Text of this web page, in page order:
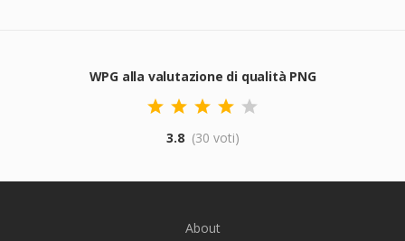
WPG alla valutazione di qualità PNG
3.8 (30 voti)
About